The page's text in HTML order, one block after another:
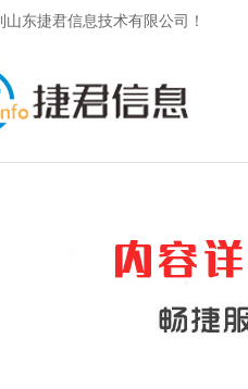
山东捷君信息技术有限公司！